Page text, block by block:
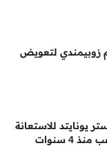
زوبيمندي لتعويض
يونايتد للاستعانة
4 سنوات